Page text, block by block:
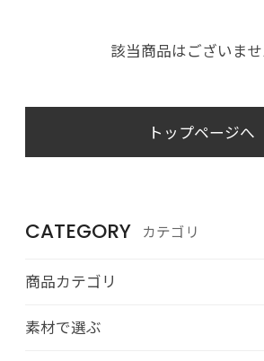
CATEGORY カテゴリ
商品カテゴリ
素材で選ぶ
該当商品はございませ
トップページへ